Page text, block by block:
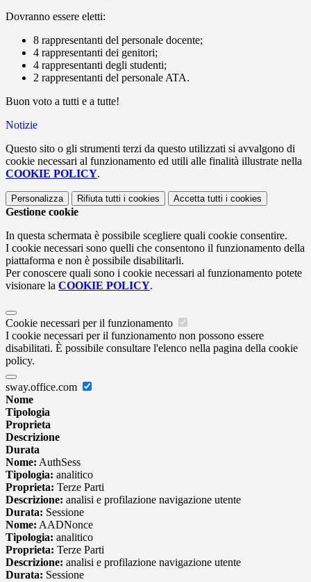
Dovranno essere eletti:
8 rappresentanti del personale docente;
4 rappresentanti dei genitori;
4 rappresentanti degli studenti;
2 rappresentanti del personale ATA.
Buon voto a tutti e a tutte!
Notizie
Questo sito o gli strumenti terzi da questo utilizzati si avvalgono di
cookie necessari al funzionamento ed utili alle finalità illustrate nella
COOKIE POLICY.
Personalizza Rifiuta tutti i cookies Accetta tutti i cookies
Gestione cookie
In questa schermata è possibile scegliere quali cookie consentire.
I cookie necessari sono quelli che consentono il funzionamento della
piattaforma e non è possibile disabilitarli.
Per conoscere quali sono i cookie necessari al funzionamento potete
visionare la COOKIE POLICY.
Cookie necessari per il funzionamento
I cookie necessari per il funzionamento non possono essere
disabilitati. È possibile consultare l'elenco nella pagina della cookie
policy.
sway.office.com
Nome
Tipologia
Proprieta
Descrizione
Durata
Nome: AuthSess
Tipologia: analitico
Proprieta: Terze Parti
Descrizione: analisi e profilazione navigazione utente
Durata: Sessione
Nome: AADNonce
Tipologia: analitico
Proprieta: Terze Parti
Descrizione: analisi e profilazione navigazione utente
Durata: Sessione